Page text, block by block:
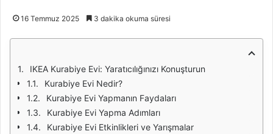
16 Temmuz 2025 3 dakika okuma süresi
IKEA Kurabiye Evi: Yaratıcılığınızı Konuşturun
Kurabiye Evi Nedir?
Kurabiye Evi Yapmanın Faydaları
Kurabiye Evi Yapma Adımları
Kurabiye Evi Etkinlikleri ve Yarışmalar